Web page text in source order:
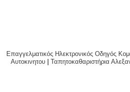
Επαγγελματικός Ηλεκτρονικός Οδηγός
Αυτοκινητου |Ταπητοκαθαριστήρια